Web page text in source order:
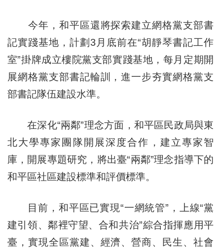
今年，和平區還將探索建立網格黨支部書
記實踐基地，計劃3月底前在“胡靜琴書記工作
室”掛牌成立樓院黨支部實踐基地，每月定期開
展網格黨支部書記輪訓，進一步夯實網格黨支
部書記隊伍建設水準。
在深化“兩鄰”理念方面，和平區民政局與東
北大學專家團隊開展深度合作，建立專家智
庫，開展專題研究，將出臺“兩鄰”理念指導下的
和平區社區建設標準和評價標準。
目前，和平區已實現“一網統管”，上線“黨
建引領、鄰裡守望、合和共治”綜合指揮應用平
臺，實現全區黨建、經濟、營商、民生、社會